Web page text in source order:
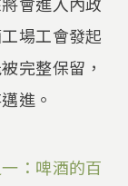
場工會發起
完整保留，
進。
：啤酒的百